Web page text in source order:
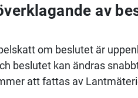
av
om beslutet är
beslutet kan ändras
att fattas av